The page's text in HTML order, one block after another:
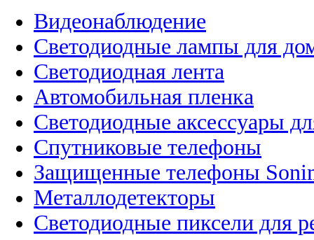
Видеонаблюдение
Светодиодные лампы для
Светодиодная лента
Автомобильная пленка
Светодиодные аксессуары
Спутниковые телефоны
Защищенные телефоны
Металлодетекторы
Светодиодные пиксели для